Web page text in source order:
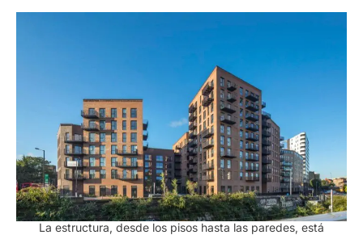
La estructura, desde los pisos hasta las paredes, está